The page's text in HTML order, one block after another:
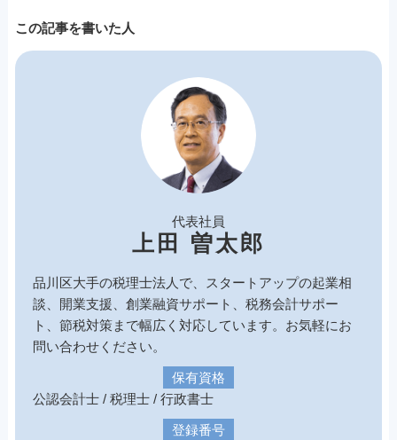
この記事を書いた人
代表社員
上田 曽太郎
品川区大手の税理士法人で、スタートアップの起業相
談、開業支援、創業融資サポート、税務会計サポー
ト、節税対策まで幅広く対応しています。お気軽にお
問い合わせください。
保有資格
公認会計士 / 税理士 / 行政書士
登録番号